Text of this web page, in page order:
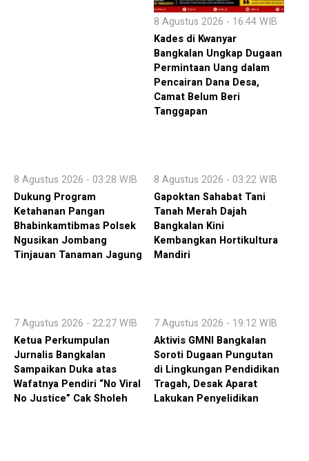
8 Agustus 2026 - 16:44 WIB
Kades di Kwanyar
Bangkalan Ungkap Dugaan
Permintaan Uang dalam
Pencairan Dana Desa,
Camat Belum Beri
Tanggapan
8 Agustus 2026 - 03:28 WIB
Dukung Program
Ketahanan Pangan
Bhabinkamtibmas Polsek
Ngusikan Jombang
Tinjauan Tanaman Jagung
8 Agustus 2026 - 03:22 WIB
Gapoktan Sahabat Tani
Tanah Merah Dajah
Bangkalan Kini
Kembangkan Hortikultura
Mandiri
7 Agustus 2026 - 22:27 WIB
Ketua Perkumpulan
Jurnalis Bangkalan
Sampaikan Duka atas
Wafatnya Pendiri “No Viral
No Justice” Cak Sholeh
7 Agustus 2026 - 19:12 WIB
Aktivis GMNI Bangkalan
Soroti Dugaan Pungutan
di Lingkungan Pendidikan
Tragah, Desak Aparat
Lakukan Penyelidikan